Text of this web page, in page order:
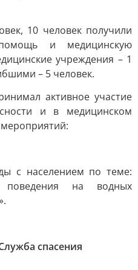
10 человек получили
и медицинскую
учреждения – 1
– 5 человек.
активное участие
и в медицинском
с населением по теме:
поведения на водных
спасения